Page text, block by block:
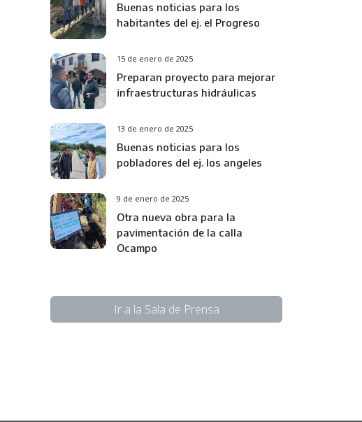
Buenas noticias para los
habitantes del ej. el Progreso
15 de enero de 2025
Preparan proyecto para mejorar
infraestructuras hidráulicas
13 de enero de 2025
Buenas noticias para los
pobladores del ej. los angeles
9 de enero de 2025
Otra nueva obra para la
pavimentación de la calla
Ocampo
Ir a la Sala de Prensa